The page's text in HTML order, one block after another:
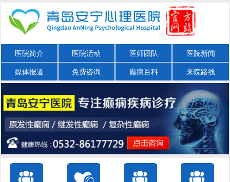
医院简介 医院活动 医师团队 医院新闻
媒体报道 免费咨询 癫痫百科 来院路线